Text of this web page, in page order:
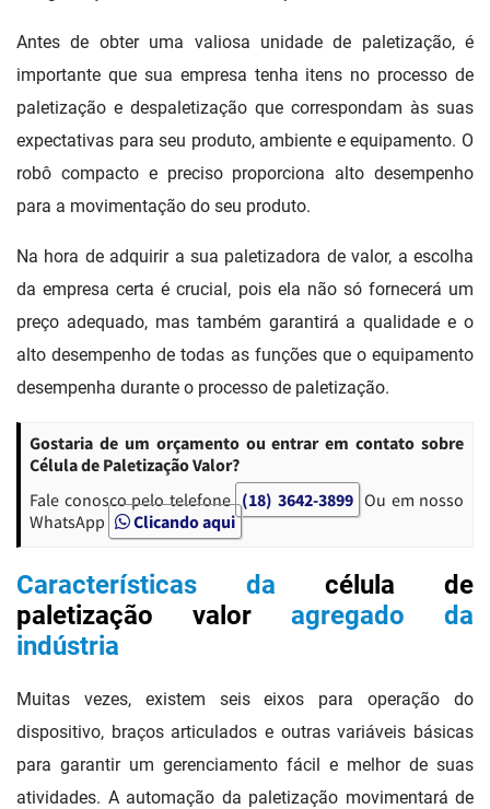
Antes de obter uma valiosa unidade de paletização, é
importante que sua empresa tenha itens no processo de
paletização e despaletização que correspondam às suas
expectativas para seu produto, ambiente e equipamento. O
robô compacto e preciso proporciona alto desempenho
para a movimentação do seu produto.
Na hora de adquirir a sua paletizadora de valor, a escolha
da empresa certa é crucial, pois ela não só fornecerá um
preço adequado, mas também garantirá a qualidade e o
alto desempenho de todas as funções que o equipamento
desempenha durante o processo de paletização.
Gostaria de um orçamento ou entrar em contato sobre
Célula de Paletização Valor?
Fale conosco pelo telefone (18) 3642-3899 Ou em nosso
WhatsApp
Clicando aqui
Características da célula de
paletização valor agregado da
indústria
Muitas vezes, existem seis eixos para operação do
dispositivo, braços articulados e outras variáveis ​​básicas
para garantir um gerenciamento fácil e melhor de suas
atividades. A automação da paletização movimentará de